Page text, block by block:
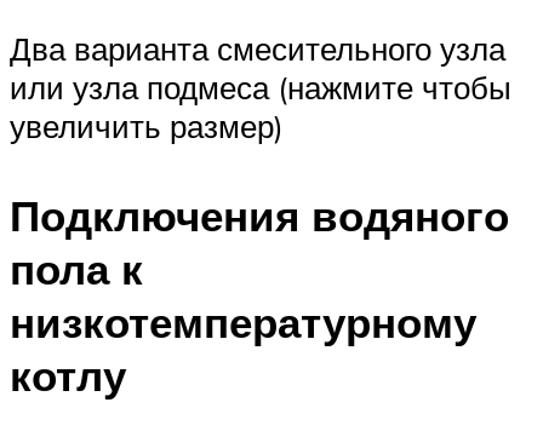
Два варианта смесительного узла
или узла подмеса (нажмите чтобы
увеличить размер)
Подключения водяного
пола к
низкотемпературному
котлу